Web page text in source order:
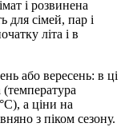
і розвинена
для сімей, пар і
літа і в
або вересень: в ці
а ціни на
з піком сезону.